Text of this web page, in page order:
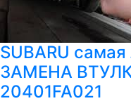
SUBARU
ЗАМЕНА
20401FA021